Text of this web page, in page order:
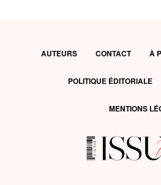
AUTEURS CONTACT À
POLITIQUE ÉDITORIALE
MENTIONS